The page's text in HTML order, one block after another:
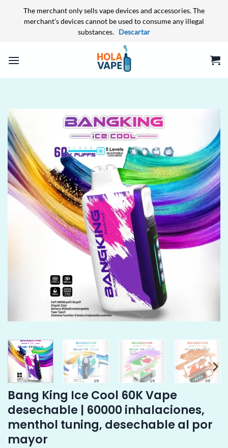
The merchant only sells vape devices and accessories. The
merchant's devices cannot be used to consume any illegal
substances. Descartar
Bang King Ice Cool 60K Vape
desechable | 60000 inhalaciones,
menthol tuning, desechable al por
mayor